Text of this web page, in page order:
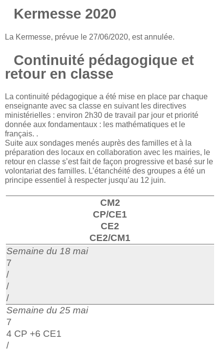
Kermesse 2020
La Kermesse, prévue le 27/06/2020, est annulée.
Continuité pédagogique et
retour en classe
La continuité pédagogique a été mise en place par chaque
enseignante avec sa classe en suivant les directives
ministérielles : environ 2h30 de travail par jour et priorité
donnée aux fondamentaux : les mathématiques et le
français. .
Suite aux sondages menés auprès des familles et à la
préparation des locaux en collaboration avec les mairies, le
retour en classe s’est fait de façon progressive et basé sur le
volontariat des familles. L’étanchéité des groupes a été un
principe essentiel à respecter jusqu’au 12 juin.
CM2
CP/CE1
CE2
CE2/CM1
Semaine du 18 mai
7
/
/
/
Semaine du 25 mai
7
4 CP +6 CE1
/